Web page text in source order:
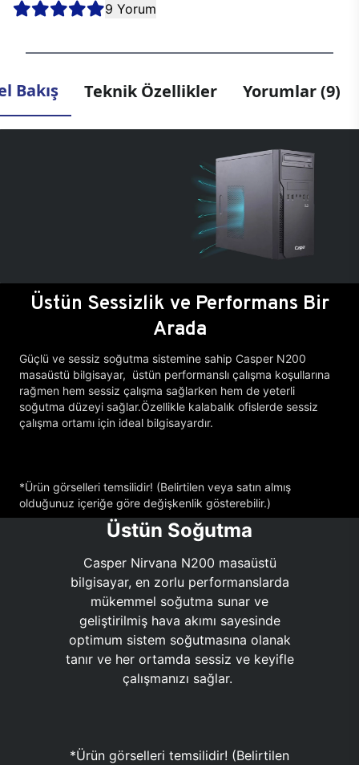
9 Yorum
Bakış Teknik Özellikler Yorumlar (9)
Üstün Sessizlik ve Performans Bir
Arada
Güçlü ve sessiz soğutma sistemine sahip Casper N200
masaüstü bilgisayar, üstün performanslı çalışma koşullarına
rağmen hem sessiz çalışma sağlarken hem de yeterli
soğutma düzeyi sağlar.Özellikle kalabalık ofislerde sessiz
çalışma ortamı için ideal bilgisayardır.
*Ürün görselleri temsilidir! (Belirtilen veya satın almış
olduğunuz içeriğe göre değişkenlik gösterebilir.)
Üstün Soğutma
Casper Nirvana N200 masaüstü
bilgisayar, en zorlu performanslarda
mükemmel soğutma sunar ve
geliştirilmiş hava akımı sayesinde
optimum sistem soğutmasına olanak
tanır ve her ortamda sessiz ve keyifle
çalışmanızı sağlar.
*Ürün görselleri temsilidir! (Belirtilen